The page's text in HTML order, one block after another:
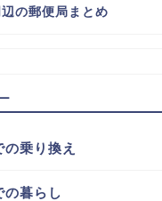
の郵便局まとめ
乗り換え
の暮らし